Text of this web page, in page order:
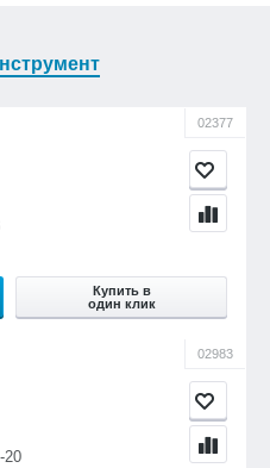
02377
Купить в
один клик
02983
20